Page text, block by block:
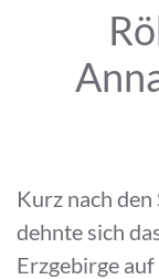
Kurz nach
dehnte sich
Erzgebirge